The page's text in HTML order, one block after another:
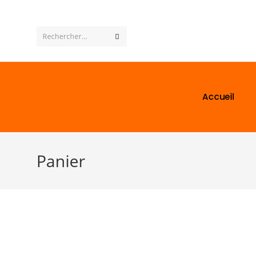
Rechercher…
Accueil
Panier